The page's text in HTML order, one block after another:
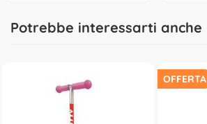
Potrebbe interessarti anche
OFFERTA